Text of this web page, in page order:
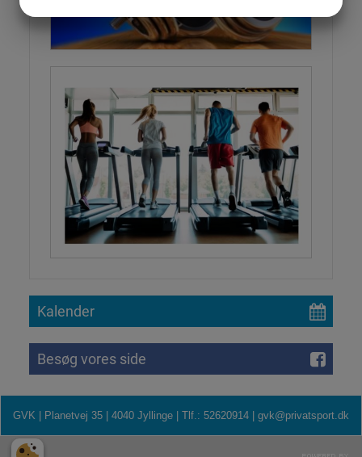
Kalender
Besøg vores side
GVK | Planetvej 35 | 4040 Jyllinge | Tlf.: 52620914 | gvk@privatsport.dk
MARKETING STATISTIK